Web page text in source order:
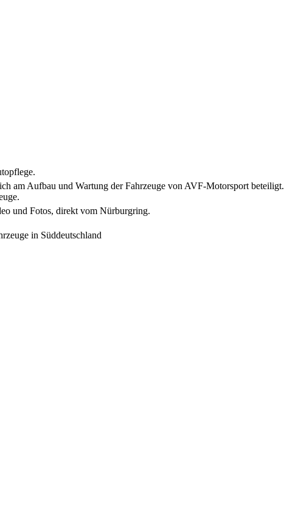
am Aufbau und Wartung der Fahrzeuge von AVF-Motorsport beteiligt.
und Fotos, direkt vom Nürburgring.
in Süddeutschland